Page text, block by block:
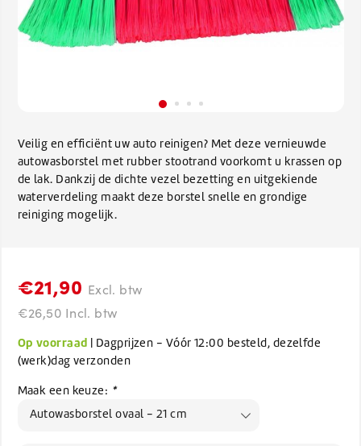
Veilig en efficiënt uw auto reinigen? Met deze vernieuwde
autowasborstel met rubber stootrand voorkomt u krassen op
de lak. Dankzij de dichte vezel bezetting en uitgekiende
waterverdeling maakt deze borstel snelle en grondige
reiniging mogelijk.
€21,90 Excl. btw
€26,50 Incl. btw
Op voorraad | Dagprijzen - Vóór 12:00 besteld, dezelfde
(werk)dag verzonden
Maak een keuze: *
Autowasborstel ovaal - 21 cm